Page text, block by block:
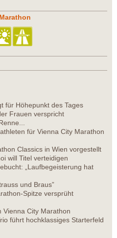
für Höhepunkt des Tages
Frauen verspricht
für Vienna City Marathon
Classics in Wien vorgestellt
will Titel verteidigen
„Laufbegeisterung hat
und Braus”
Spitze versprüht
Vienna City Marathon
führt hochklassiges Starterfeld